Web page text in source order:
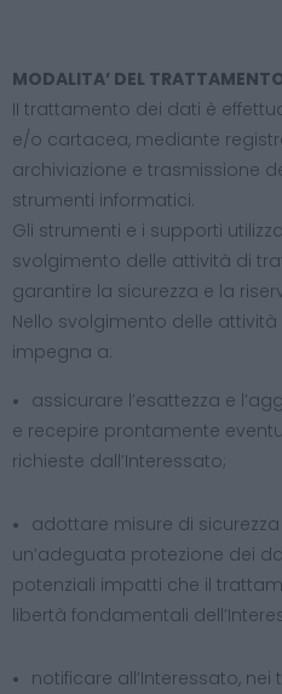
MODALITA’ DEL
II trattamento dei dati è
e/o cartacea, mediante
archiviazione e trasmissione
strumenti informatici.
Gli strumenti e i supporti
svolgimento delle attività di
garantire la sicurezza e la
Nello svolgimento delle attività
impegna a:
assicurare l’esattezza e
e recepire prontamente
richieste dall’Interessato;
adottare misure di
un’adeguata protezione dei
potenziali impatti che il
libertà fondamentali
notificare all’Interessato,